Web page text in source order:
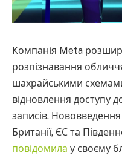
Компанія Meta
розпізнавання
шахрайськими
відновлення доступу
записів. Нововведення
Британії, ЄС та
повідомила у своєму